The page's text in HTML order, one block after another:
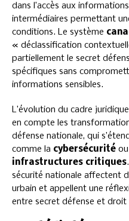
dans l’accès aux
intermédiaires permettant
conditions. Le système
« déclassification
partiellement le secret
spécifiques sans
informations sensibles.
L’évolution du cadre
en compte les
défense nationale, qui
comme la cybersécurité
infrastructures critiques
sécurité nationale affectent
urbain et appellent une
entre secret défense et droit